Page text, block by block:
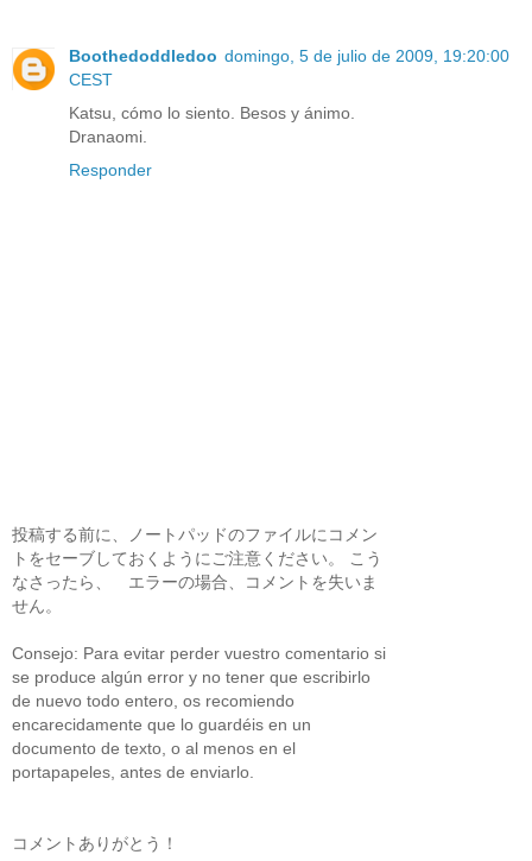
Boothedoddledoo domingo, 5 de julio de 2009, 19:20:00
CEST
Katsu, cómo lo siento. Besos y ánimo.
Dranaomi.
Responder
投稿する前に、ノートパッドのファイルにコメン
トをセーブしておくようにご注意ください。 こう
なさったら、 エラーの場合、コメントを失いま
せん。
Consejo: Para evitar perder vuestro comentario si
se produce algún error y no tener que escribirlo
de nuevo todo entero, os recomiendo
encarecidamente que lo guardéis en un
documento de texto, o al menos en el
portapapeles, antes de enviarlo.
コメントありがとう！